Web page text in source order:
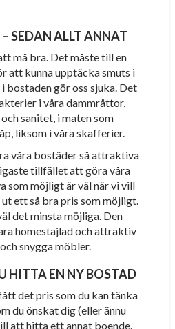
SEDAN ALLT ANNAT
må bra. Det måste till en
att kunna upptäcka smuts i
bostaden gör oss sjuka. Det
i våra dammråttor,
sanitet, i maten som
liksom i våra skafferier.
våra bostäder så attraktiva
tillfället att göra våra
som möjligt är väl när vi vill
ett så bra pris som möjligt.
det minsta möjliga. Den
homestajlad och attraktiv
snygga möbler.
HITTA EN NY BOSTAD
det pris som du kan tänka
du önskat dig (eller ännu
att hitta ett annat boende.